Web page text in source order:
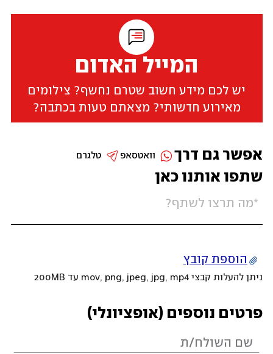
המייל האדום
יש לכם מידע חשוב שטרם נחשף? צילומים
מאירוע חדשותי? מצאתם טעות בכתבה?
שתפו אותנו כאן
הוספת קובץ
ניתן להעלות קבצי mov, png, jpeg, jpg, mp4 עד 200MB
פרטים נוספים (אופציונלי)
אפשר גם דרך טלגרם וואטסאפ